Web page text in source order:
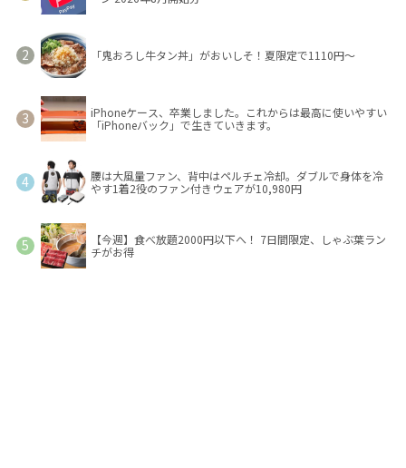
「鬼おろし牛タン丼」がおいしそ！夏限定で1110円～
iPhoneケース、卒業しました。これからは最高に使いやすい
「iPhoneバック」で生きていきます。
腰は大風量ファン、背中はペルチェ冷却。ダブルで身体を冷
やす1着2役のファン付きウェアが10,980円
【今週】食べ放題2000円以下へ！ 7日間限定、しゃぶ葉ラン
チがお得